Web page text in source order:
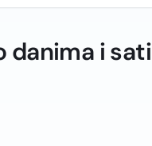
danima i